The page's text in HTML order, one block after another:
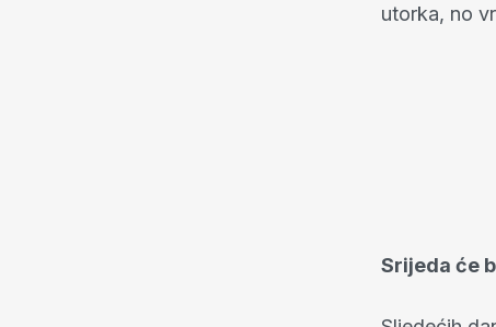
utorka, no
Srijeda će